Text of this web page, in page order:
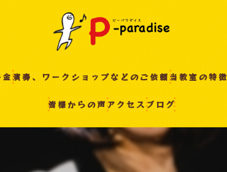
演奏、ワークショップなどのご依頼当教室の特徴
皆様からの声アクセスブログ